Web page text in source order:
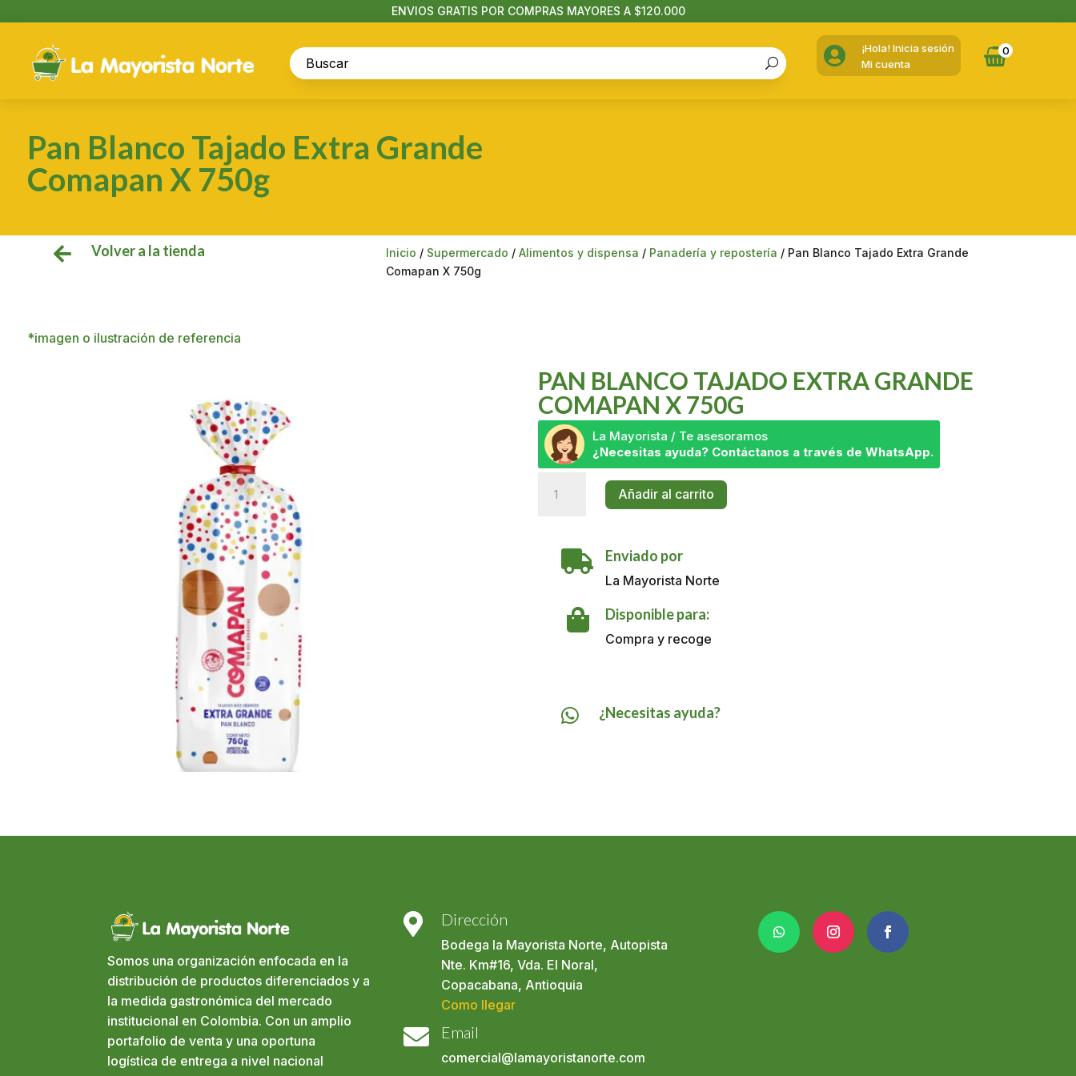
ENVIOS GRATIS POR COMPRAS MAYORES A $120.000

¡Hola! Inicia sesión
Mi cuenta
0
Pan Blanco Tajado Extra Grande
Comapan X 750g
 Volver a la tienda Inicio / Supermercado /Alimentos y dispensa / Panadería y repostería / Pan Blanco Tajado Extra Grande
Comapan X 750g
*imagen o ilustración de referencia
PAN BLANCO TAJADO EXTRA GRANDE
COMAPAN X 750G
La Mayorista / Te asesoramos
¿Necesitas ayuda? Contáctanos a través de WhatsApp.
Blanco
Grande
Comapan
cantidad
Añadir al carrito
 Enviado por
La Mayorista Norte
 Disponible para:
Compra y recoge
 ¿Necesitas ayuda?
Somos una organización enfocada en la
distribución de productos diferenciados y a
la medida gastronómica del mercado
institucional en Colombia. Con un amplio
portafolio de venta y una oportuna
logística de entrega a nivel nacional
 Dirección
Bodega la Mayorista Norte, Autopista
Nte. Km#16, Vda. El Noral,
Copacabana, Antioquia
Como llegar
 Email
comercial@lamayoristanorte.com